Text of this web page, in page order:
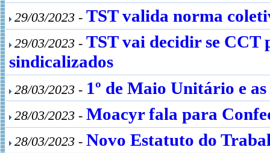
29/03/2023 - TST valida norma
29/03/2023 - TST vai decidir se CCT
sindicalizados
28/03/2023 - 1º de Maio Unitário e
28/03/2023 - Moacyr fala para
28/03/2023 - Novo Estatuto do